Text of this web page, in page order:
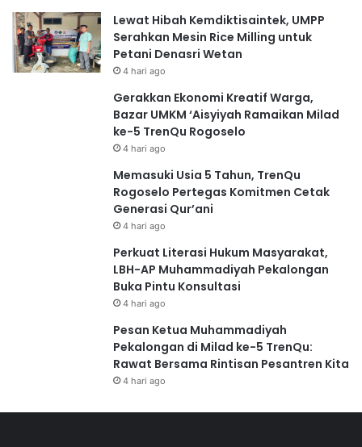
Lewat Hibah Kemdiktisaintek, UMPP
Serahkan Mesin Rice Milling untuk
Petani Denasri Wetan
4 hari ago
Gerakkan Ekonomi Kreatif Warga,
Bazar UMKM ‘Aisyiyah Ramaikan Milad
ke-5 TrenQu Rogoselo
4 hari ago
Memasuki Usia 5 Tahun, TrenQu
Rogoselo Pertegas Komitmen Cetak
Generasi Qur’ani
4 hari ago
Perkuat Literasi Hukum Masyarakat,
LBH-AP Muhammadiyah Pekalongan
Buka Pintu Konsultasi
4 hari ago
Pesan Ketua Muhammadiyah
Pekalongan di Milad ke-5 TrenQu:
Rawat Bersama Rintisan Pesantren Kita
4 hari ago